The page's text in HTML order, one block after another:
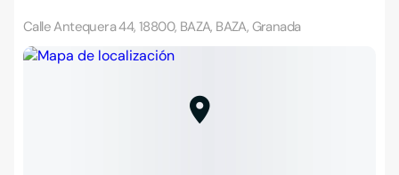
Calle Antequera 44, 18800, BAZA, BAZA, Granada